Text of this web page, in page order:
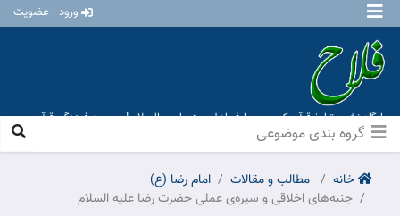
ورود | عضویت
پایگاه نشر و تبلیغ قرآن کریم و معارف اهل بیت علیهم السلام [ موسسه فرهنگی قرآن و
عترت منهاج عشق آباد ]
خانه مطالب و مقالات
امام رضا (ع)
جنبه‌های اخلاقی و سیره‌ی عملی حضرت رضا علیه السلام